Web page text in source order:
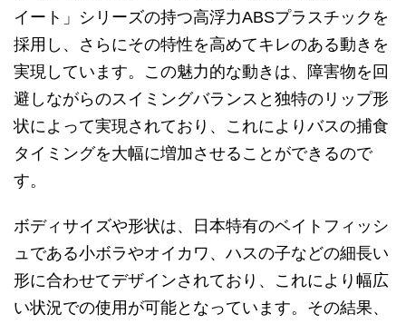
イート」シリーズの持つ高浮力ABSプラスチックを
採用し、さらにその特性を高めてキレのある動きを
実現しています。この魅力的な動きは、障害物を回
避しながらのスイミングバランスと独特のリップ形
状によって実現されており、これによりバスの捕食
タイミングを大幅に増加させることができるので
す。
ボディサイズや形状は、日本特有のベイトフィッシ
ュである小ボラやオイカワ、ハスの子などの細長い
形に合わせてデザインされており、これにより幅広
い状況での使用が可能となっています。その結果、